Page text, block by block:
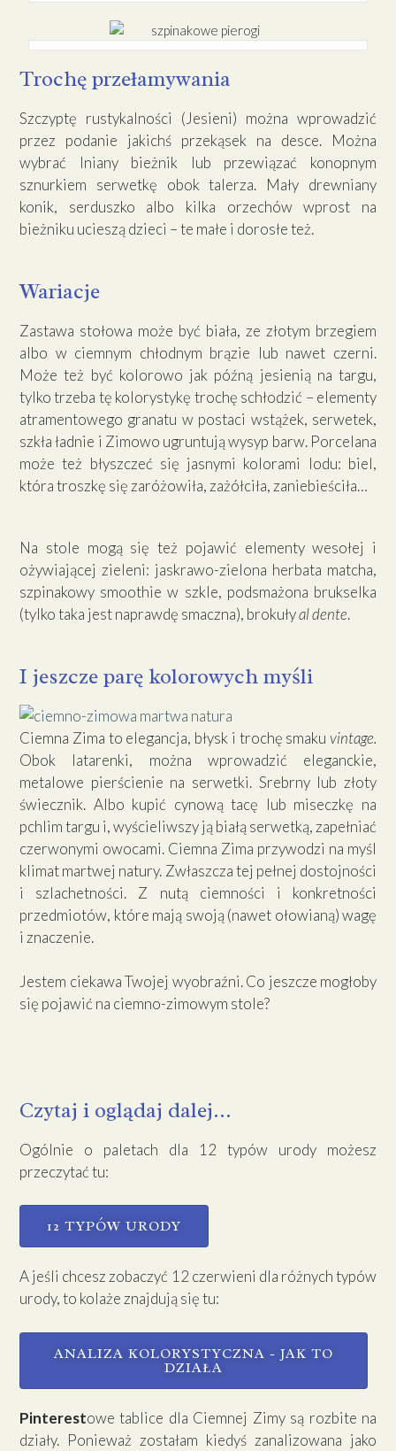
Trochę przełamywania
Szczyptę rustykalności (Jesieni) można wprowadzić
przez podanie jakichś przekąsek na desce. Można
wybrać lniany bieżnik lub przewiązać konopnym
sznurkiem serwetkę obok talerza. Mały drewniany
konik, serduszko albo kilka orzechów wprost na
bieżniku ucieszą dzieci – te małe i dorosłe też.
Wariacje
Zastawa stołowa może być biała, ze złotym brzegiem
albo w ciemnym chłodnym brązie lub nawet czerni.
Może też być kolorowo jak późną jesienią na targu,
tylko trzeba tę kolorystykę trochę schłodzić – elementy
atramentowego granatu w postaci wstążek, serwetek,
szkła ładnie i Zimowo ugruntują wysyp barw. Porcelana
może też błyszczeć się jasnymi kolorami lodu: biel,
która troszkę się zaróżowiła, zażółciła, zaniebieściła…
Na stole mogą się też pojawić elementy wesołej i
ożywiającej zieleni: jaskrawo-zielona herbata matcha,
szpinakowy smoothie w szkle, podsmażona brukselka
(tylko taka jest naprawdę smaczna), brokułyal dente.
I jeszcze parę kolorowych myśli
Ciemna Zima to elegancja, błysk i trochę smaku vintage.
Obok latarenki, można wprowadzić eleganckie,
metalowe pierścienie na serwetki. Srebrny lub złoty
świecznik. Albo kupić cynową tacę lub miseczkę na
pchlim targu i, wyścieliwszy ją białą serwetką, zapełniać
czerwonymi owocami. Ciemna Zima przywodzi na myśl
klimat martwej natury. Zwłaszcza tej pełnej dostojności
i szlachetności. Z nutą ciemności i konkretności
przedmiotów, które mają swoją (nawet ołowianą) wagę
i znaczenie.
Jestem ciekawa Twojej wyobraźni. Co jeszcze mogłoby
się pojawić na ciemno-zimowym stole?
Czytaj i oglądaj dalej...
Ogólnie o paletach dla 12 typów urody możesz
przeczytać tu:
12 TYPÓW URODY
A jeśli chcesz zobaczyć 12 czerwieni dla różnych typów
urody, to kolaże znajdują się tu:
ANALIZA KOLORYSTYCZNA - JAK TO
DZIAŁA
Pinterestowe tablice dla Ciemnej Zimy są rozbite na
działy. Ponieważ zostałam kiedyś zanalizowana jako